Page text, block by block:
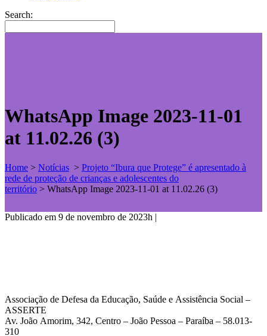
Search:
WhatsApp Image 2023-11-01
at 11.02.26 (3)
Home > Notícias > Projeto “Ibura que Protege” é apresentado à
rede de proteção de crianças e adolescentes do
território > WhatsApp Image 2023-11-01 at 11.02.26 (3)
Publicado em 9 de novembro de 2023h |
Associação de Defesa da Educação, Saúde e Assistência Social –
ASSERTE
Av. João Amorim, 342, Centro – João Pessoa – Paraíba – 58.013-
310